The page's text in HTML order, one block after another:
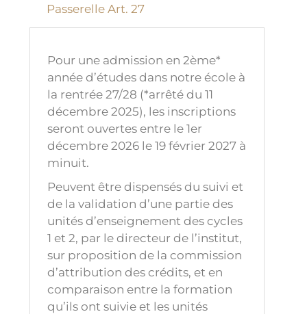
Passerelle Art. 27
Pour une admission en 2ème*
année d’études dans notre école à
la rentrée 27/28 (*arrêté du 11
décembre 2025), les inscriptions
seront ouvertes entre le 1er
décembre 2026 le 19 février 2027 à
minuit.
Peuvent être dispensés du suivi et
de la validation d’une partie des
unités d’enseignement des cycles
1 et 2, par le directeur de l’institut,
sur proposition de la commission
d’attribution des crédits, et en
comparaison entre la formation
qu’ils ont suivie et les unités